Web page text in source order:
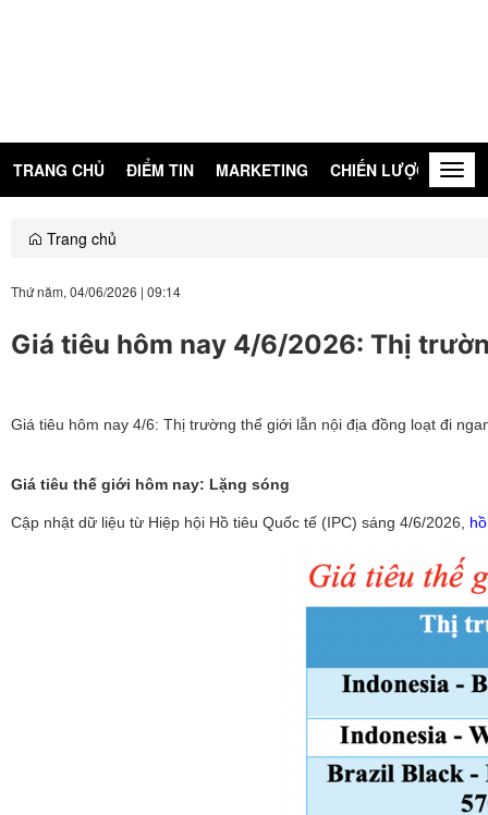
TRANG CHỦ ĐIỂM TIN MARKETING CHIẾN LƯỢC
Trang chủ
Thứ năm, 04/06/2026 | 09:14
Giá tiêu hôm nay 4/6/2026: Thị
Giá tiêu hôm nay 4/6: Thị trường thế giới lẫn nội địa đồng loạt đi
Giá tiêu thế giới hôm nay: Lặng sóng
Cập nhật dữ liệu từ Hiệp hội Hồ tiêu Quốc tế (IPC) sáng 4/6/2026,